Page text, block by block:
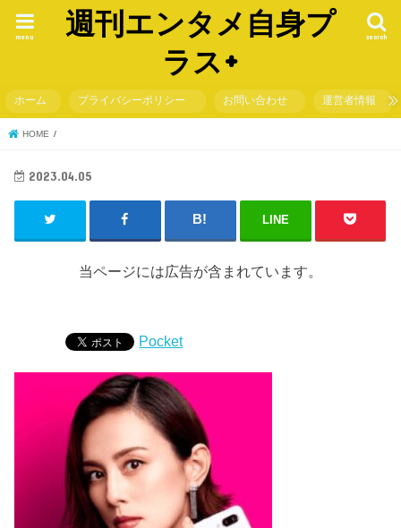
週刊エンタメ自身プ
ラス+
search
menu
ホーム プライバシーポリシー お問い合わせ 運営者情報
HOME
2023.04.05
LINE
当ページには広告が含まれています。
Pocket